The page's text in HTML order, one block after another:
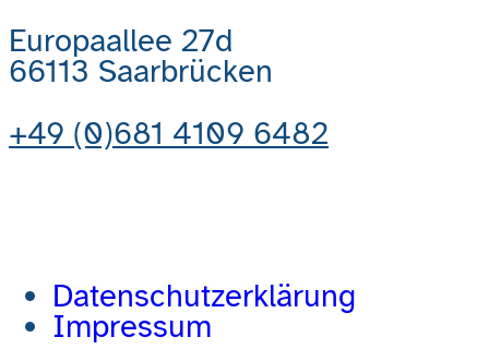
Europaallee 27d
66113 Saarbrücken
+49 (0)681 4109 6482
Datenschutzerklärung
Impressum